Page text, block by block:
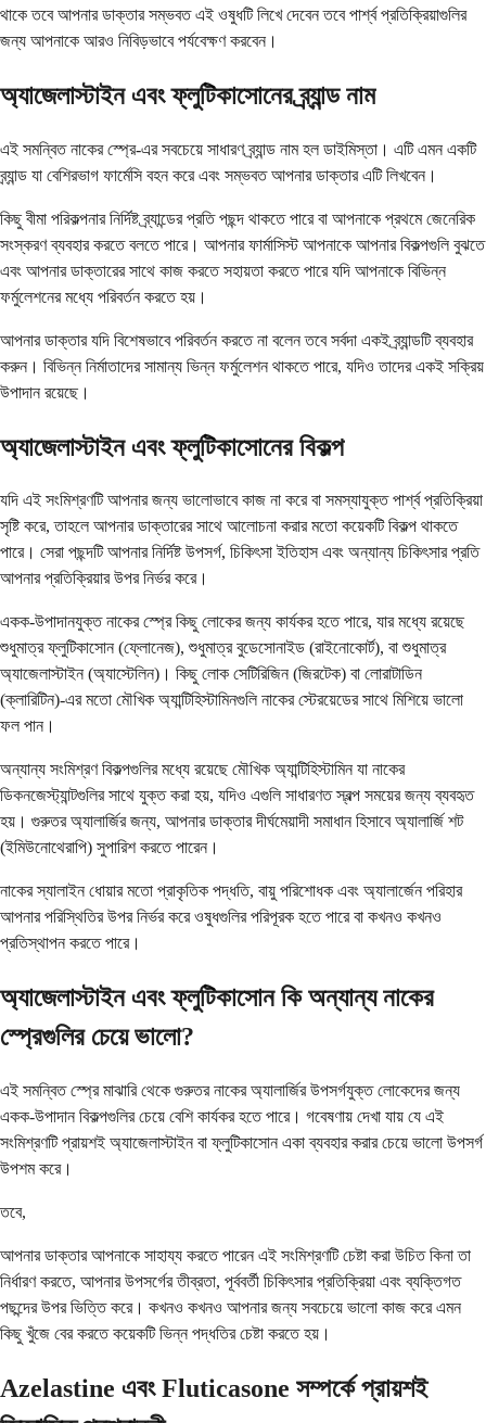
থাকে তবে আপনার ডাক্তার সম্ভবত এই ওষুধটি লিখে দেবেন তবে পার্শ্ব প্রতিক্রিয়াগুলির
জন্য আপনাকে আরও নিবিড়ভাবে পর্যবেক্ষণ করবেন।
অ্যাজেলাস্টাইন এবং ফ্লুটিকাসোনের ব্র্যান্ড নাম
এই সমন্বিত নাকের স্প্রে-এর সবচেয়ে সাধারণ ব্র্যান্ড নাম হল ডাইমিস্তা। এটি এমন একটি
ব্র্যান্ড যা বেশিরভাগ ফার্মেসি বহন করে এবং সম্ভবত আপনার ডাক্তার এটি লিখবেন।
কিছু বীমা পরিকল্পনার নির্দিষ্ট ব্র্যান্ডের প্রতি পছন্দ থাকতে পারে বা আপনাকে প্রথমে জেনেরিক
সংস্করণ ব্যবহার করতে বলতে পারে। আপনার ফার্মাসিস্ট আপনাকে আপনার বিকল্পগুলি বুঝতে
এবং আপনার ডাক্তারের সাথে কাজ করতে সহায়তা করতে পারে যদি আপনাকে বিভিন্ন
ফর্মুলেশনের মধ্যে পরিবর্তন করতে হয়।
আপনার ডাক্তার যদি বিশেষভাবে পরিবর্তন করতে না বলেন তবে সর্বদা একই ব্র্যান্ডটি ব্যবহার
করুন। বিভিন্ন নির্মাতাদের সামান্য ভিন্ন ফর্মুলেশন থাকতে পারে, যদিও তাদের একই সক্রিয়
উপাদান রয়েছে।
অ্যাজেলাস্টাইন এবং ফ্লুটিকাসোনের বিকল্প
যদি এই সংমিশ্রণটি আপনার জন্য ভালোভাবে কাজ না করে বা সমস্যাযুক্ত পার্শ্ব প্রতিক্রিয়া
সৃষ্টি করে, তাহলে আপনার ডাক্তারের সাথে আলোচনা করার মতো কয়েকটি বিকল্প থাকতে
পারে। সেরা পছন্দটি আপনার নির্দিষ্ট উপসর্গ, চিকিৎসা ইতিহাস এবং অন্যান্য চিকিৎসার প্রতি
আপনার প্রতিক্রিয়ার উপর নির্ভর করে।
একক-উপাদানযুক্ত নাকের স্প্রে কিছু লোকের জন্য কার্যকর হতে পারে, যার মধ্যে রয়েছে
শুধুমাত্র ফ্লুটিকাসোন (ফ্লোনেজ), শুধুমাত্র বুডেসোনাইড (রাইনোকোর্ট), বা শুধুমাত্র
অ্যাজেলাস্টাইন (অ্যাস্টেলিন)। কিছু লোক সেটিরিজিন (জিরটেক) বা লোরাটাডিন
(ক্লারিটিন)-এর মতো মৌখিক অ্যান্টিহিস্টামিনগুলি নাকের স্টেরয়েডের সাথে মিশিয়ে ভালো
ফল পান।
অন্যান্য সংমিশ্রণ বিকল্পগুলির মধ্যে রয়েছে মৌখিক অ্যান্টিহিস্টামিন যা নাকের
ডিকনজেস্ট্যান্টগুলির সাথে যুক্ত করা হয়, যদিও এগুলি সাধারণত স্বল্প সময়ের জন্য ব্যবহৃত
হয়। গুরুতর অ্যালার্জির জন্য, আপনার ডাক্তার দীর্ঘমেয়াদী সমাধান হিসাবে অ্যালার্জি শট
(ইমিউনোথেরাপি) সুপারিশ করতে পারেন।
নাকের স্যালাইন ধোয়ার মতো প্রাকৃতিক পদ্ধতি, বায়ু পরিশোধক এবং অ্যালার্জেন পরিহার
আপনার পরিস্থিতির উপর নির্ভর করে ওষুধগুলির পরিপূরক হতে পারে বা কখনও কখনও
প্রতিস্থাপন করতে পারে।
অ্যাজেলাস্টাইন এবং ফ্লুটিকাসোন কি অন্যান্য নাকের
স্প্রেগুলির চেয়ে ভালো?
এই সমন্বিত স্প্রে মাঝারি থেকে গুরুতর নাকের অ্যালার্জির উপসর্গযুক্ত লোকেদের জন্য
একক-উপাদান বিকল্পগুলির চেয়ে বেশি কার্যকর হতে পারে। গবেষণায় দেখা যায় যে এই
সংমিশ্রণটি প্রায়শই অ্যাজেলাস্টাইন বা ফ্লুটিকাসোন একা ব্যবহার করার চেয়ে ভালো উপসর্গ
উপশম করে।
তবে,
আপনার ডাক্তার আপনাকে সাহায্য করতে পারেন এই সংমিশ্রণটি চেষ্টা করা উচিত কিনা তা
নির্ধারণ করতে, আপনার উপসর্গের তীব্রতা, পূর্ববর্তী চিকিৎসার প্রতিক্রিয়া এবং ব্যক্তিগত
পছন্দের উপর ভিত্তি করে। কখনও কখনও আপনার জন্য সবচেয়ে ভালো কাজ করে এমন
কিছু খুঁজে বের করতে কয়েকটি ভিন্ন পদ্ধতির চেষ্টা করতে হয়।
Azelastine এবং Fluticasone সম্পর্কে প্রায়শই